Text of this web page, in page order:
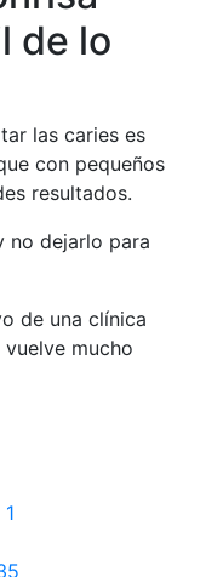
de lo
las caries es
con pequeños
resultados.
no dejarlo para
de una clínica
mucho